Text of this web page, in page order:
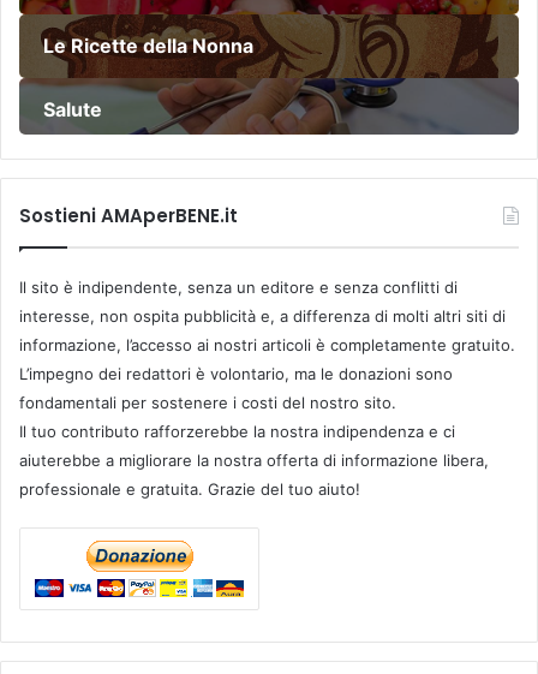
Le Ricette della Nonna
Salute
Sostieni AMAperBENE.it
Il sito è indipendente, senza un editore e senza conflitti di
interesse, non ospita pubblicità e, a differenza di molti altri siti di
informazione, l’accesso ai nostri articoli è completamente gratuito.
L’impegno dei redattori è volontario, ma le donazioni sono
fondamentali per sostenere i costi del nostro sito.
Il tuo contributo rafforzerebbe la nostra indipendenza e ci
aiuterebbe a migliorare la nostra offerta di informazione libera,
professionale e gratuita. Grazie del tuo aiuto!